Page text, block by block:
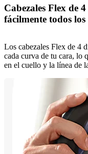
Cabezales Flex de
fácilmente todos
Los cabezales Flex de 4
cada curva de tu cara, lo
en el cuello y la línea de